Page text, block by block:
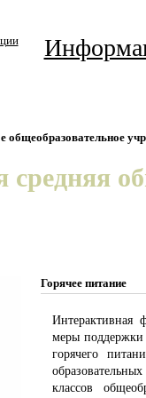
общеобразовательное
средняя
Горячее питание
Интерактивная
меры поддержки
горячего
классов